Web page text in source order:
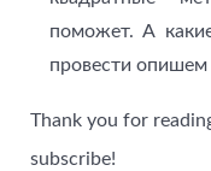
поможет. А
провести
Thank you for
subscribe!